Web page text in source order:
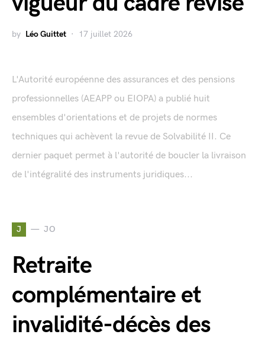
by Léo Guittet 17 juillet 2026
L'Autorité européenne des assurances et des pensions
professionnelles (AEAPP ou EIOPA) a publié huit
ensembles d'orientations et de projets de normes
techniques qui achèvent la revue de Solvabilité II. Ce
dernier paquet permet à l'autorité de boucler la livraison
de l'intégralité des instruments juridiques...
J JO
Retraite
complémentaire et
invalidité-décès des